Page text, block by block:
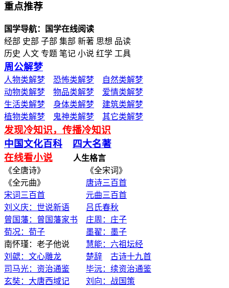
重点推荐
国学导航：国学在线阅读
经部 史部 子部 集部 新著 思想 品读
历史 人文 专题 笔记 小说 红学 工具
周公解梦
人物类解梦 恐怖类解梦
自然类解梦
动物类解梦
物品类解梦
爱情类解梦
生活类解梦
身体类解梦
建筑类解梦
植物类解梦
鬼神类解梦 其它类解梦
发现冷知识，传播冷知识
中国文化百科
四大名著
在线看小说
人生格言
《全唐诗》 《全宋词》
《全元曲》 唐诗三百首
宋词三百首
元曲三百首
刘义庆：世说新语
吕氏春秋
曾国藩：曾国藩家书
庄周：庄子
荀况：荀子
墨翟：墨子
南怀瑾：老子他说 慧能：六祖坛经
刘勰：文心雕龙
楚辞
古诗十九首
司马光：资治通鉴
毕沅：续资治通鉴
玄奘：大唐西域记
刘向：战国策